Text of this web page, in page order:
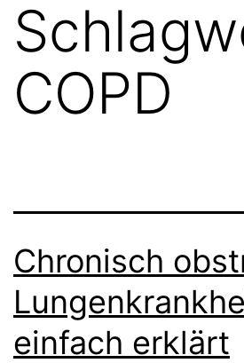
COPD
Chronisch
einfach erklärt